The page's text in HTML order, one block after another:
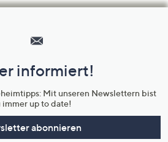
informiert!
Mit unseren Newslettern bist
immer up to date!
abonnieren